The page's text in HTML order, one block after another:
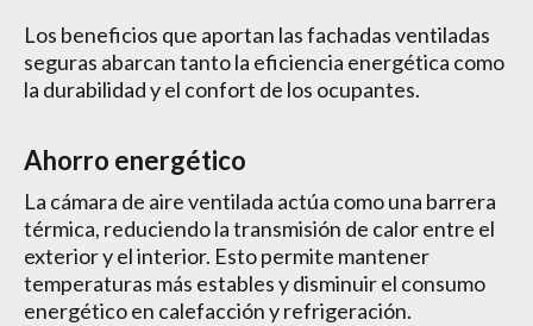
Los beneficios que aportan las fachadas ventiladas
seguras abarcan tanto la eficiencia energética como
la durabilidad y el confort de los ocupantes.
Ahorro energético
La cámara de aire ventilada actúa como una barrera
térmica, reduciendo la transmisión de calor entre el
exterior y el interior. Esto permite mantener
temperaturas más estables y disminuir el consumo
energético en calefacción y refrigeración.